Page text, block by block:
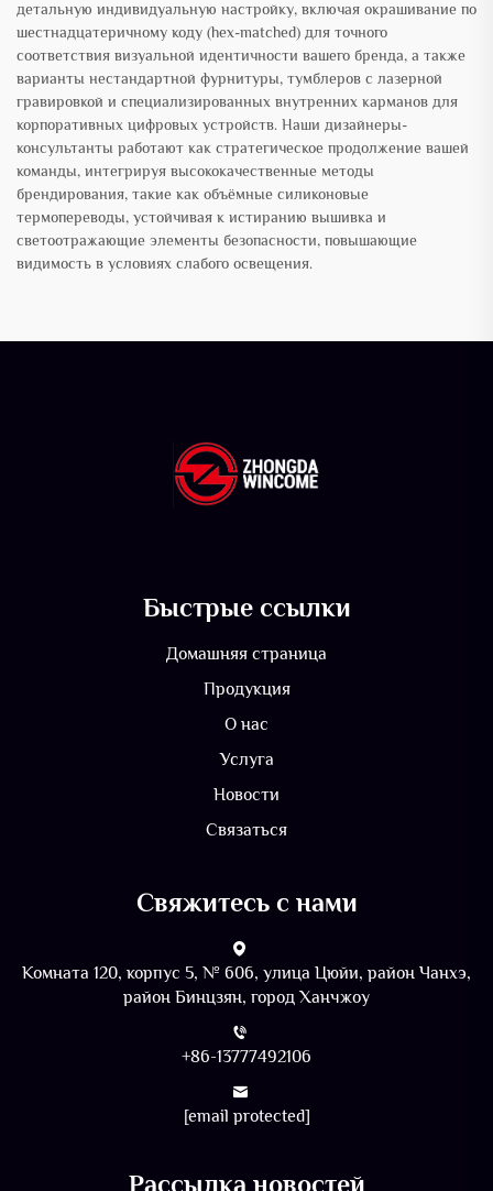
детальную индивидуальную настройку, включая окрашивание по
шестнадцатеричному коду (hex-matched) для точного
соответствия визуальной идентичности вашего бренда, а также
варианты нестандартной фурнитуры, тумблеров с лазерной
гравировкой и специализированных внутренних карманов для
корпоративных цифровых устройств. Наши дизайнеры-
консультанты работают как стратегическое продолжение вашей
команды, интегрируя высококачественные методы
брендирования, такие как объёмные силиконовые
термопереводы, устойчивая к истиранию вышивка и
светоотражающие элементы безопасности, повышающие
видимость в условиях слабого освещения.
Быстрые ссылки
Домашняя страница
Продукция
О нас
Услуга
Новости
Связаться
Свяжитесь с нами
Комната 120, корпус 5, № 606, улица Цюйи, район Чанхэ,
район Бинцзян, город Ханчжоу
+86-13777492106
[email protected]
Рассылка новостей